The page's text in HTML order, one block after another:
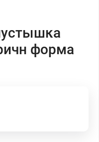
форма